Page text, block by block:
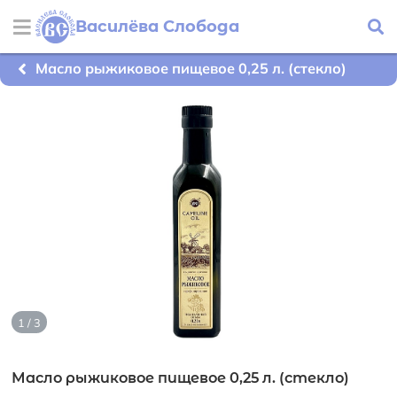
Василёва Слобода
Масло рыжиковое пищевое 0,25 л. (стекло)
1 / 3
Масло рыжиковое пищевое 0,25 л. (стекло)